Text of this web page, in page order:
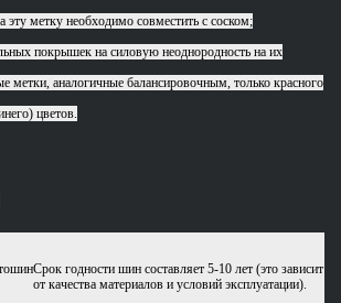
эту метку необходимо совместить с соском;
покрышек на силовую неоднородность на их
метки, аналогичные балансировочным, только красного
цветов.
Срок годности шин составляет 5-10 лет (это зависит
от качества материалов и условий эксплуатации).